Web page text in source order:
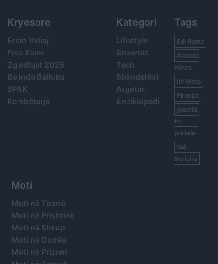
Kryesore
Erion Veliaj
Free Esim
Zgjedhjet 2025
Belinda Balluku
SPAK
Kombëtarja
Kategori
Lifestyle
Showbiz
Tech
Shëndetësi
Argetim
Enciklopedi
Tags
Edi Rama
Albania
News
Ilir Meta
Piranjat
gazeta,
tv,
portale
Sali
Berisha
Moti
Moti në Tiranë
Moti në Prishtinë
Moti në Shkup
Moti në Durrës
Moti në Prizren